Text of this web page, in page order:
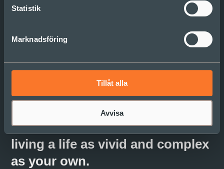
Statistik
Marknadsföring
Tillåt alla
Avvisa
01/09/2023
Sonder — noun. the realization
that each random passerby is
living a life as vivid and complex
as your own.